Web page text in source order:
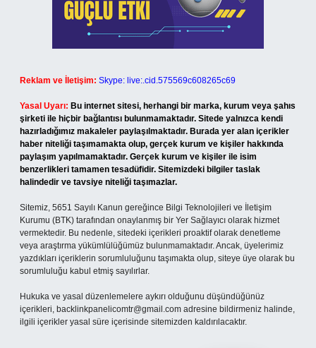
Reklam ve İletişim: Skype: live:.cid.575569c608265c69
Yasal Uyarı: Bu internet sitesi, herhangi bir marka, kurum veya şahıs
şirketi ile hiçbir bağlantısı bulunmamaktadır. Sitede yalnızca kendi
hazırladığımız makaleler paylaşılmaktadır. Burada yer alan içerikler
haber niteliği taşımamakta olup, gerçek kurum ve kişiler hakkında
paylaşım yapılmamaktadır. Gerçek kurum ve kişiler ile isim
benzerlikleri tamamen tesadüfidir. Sitemizdeki bilgiler taslak
halindedir ve tavsiye niteliği taşımazlar.
Sitemiz, 5651 Sayılı Kanun gereğince Bilgi Teknolojileri ve İletişim
Kurumu (BTK) tarafından onaylanmış bir Yer Sağlayıcı olarak hizmet
vermektedir. Bu nedenle, sitedeki içerikleri proaktif olarak denetleme
veya araştırma yükümlülüğümüz bulunmamaktadır. Ancak, üyelerimiz
yazdıkları içeriklerin sorumluluğunu taşımakta olup, siteye üye olarak bu
sorumluluğu kabul etmiş sayılırlar.
Hukuka ve yasal düzenlemelere aykırı olduğunu düşündüğünüz
içerikleri, backlinkpanelicomtr@gmail.com adresine bildirmeniz halinde,
ilgili içerikler yasal süre içerisinde sitemizden kaldırılacaktır.